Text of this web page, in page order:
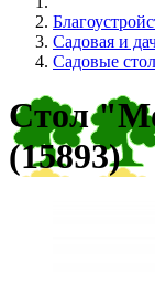
Садовая и
Садовые
Стол
(15893)